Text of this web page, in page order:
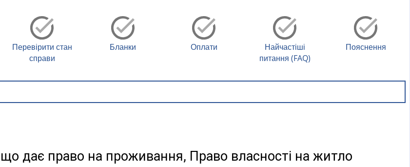
Перевірити стан
справи
Бланки Оплати
Найчастіші
питання (FAQ)
Пояснення
дає право на проживання, Право власності на житло